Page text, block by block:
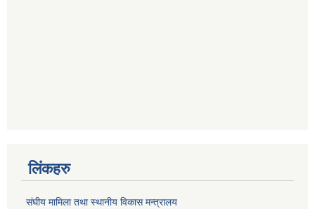
लिंकहरु
संघीय मामिला तथा स्थानीय विकास मन्त्रालय